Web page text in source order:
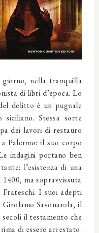
giorno, nella tranquilla
di libri d’epoca. Lo
delitto è un pugnale
siciliano. Stessa sorte
dei lavori di restauro
Palermo: il suo corpo
indagini portano ben
l’esistenza di una
ma sopravvissuta
I suoi adepti
Savonarola, il
il testamento che
di essere arrestato.